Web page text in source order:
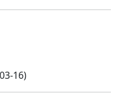
16)